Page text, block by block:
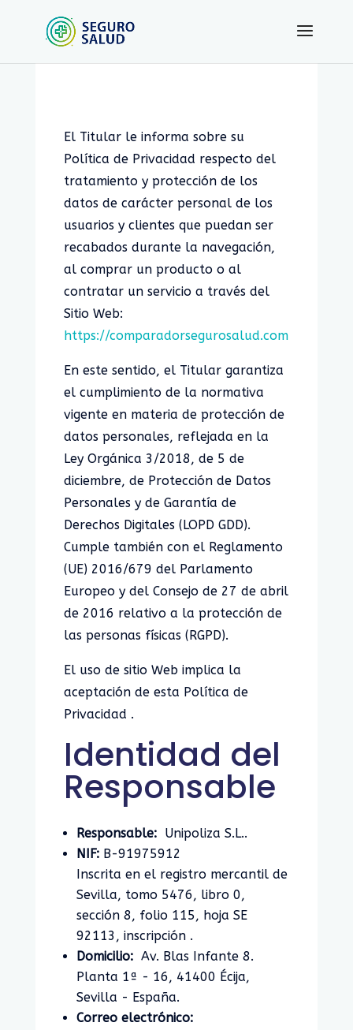
El Titular le informa sobre su
Política de Privacidad respecto del
tratamiento y protección de los
datos de carácter personal de los
usuarios y clientes que puedan ser
recabados durante la navegación,
al comprar un producto o al
contratar un servicio a través del
Sitio Web:
https://comparadorsegurosalud.com
En este sentido, el Titular garantiza
el cumplimiento de la normativa
vigente en materia de protección de
datos personales, reflejada en la
Ley Orgánica 3/2018, de 5 de
diciembre, de Protección de Datos
Personales y de Garantía de
Derechos Digitales (LOPD GDD).
Cumple también con el Reglamento
(UE) 2016/679 del Parlamento
Europeo y del Consejo de 27 de abril
de 2016 relativo a la protección de
las personas físicas (RGPD).
El uso de sitio Web implica la
aceptación de esta Política de
Privacidad .
Identidad del
Responsable
Responsable:Unipoliza S.L..
NIF:B-91975912
Inscrita en el registro mercantil de
Sevilla, tomo 5476, libro 0,
sección 8, folio 115, hoja SE
92113, inscripción .
Domicilio:Av. Blas Infante 8.
Planta 1ª - 16, 41400 Écija,
Sevilla - España.
Correo electrónico: